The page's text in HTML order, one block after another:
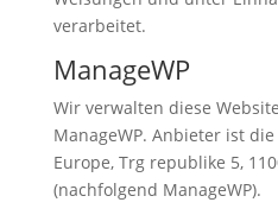
verarbeitet.
ManageWP
Wir verwalten diese
ManageWP. Anbieter ist die
Europe, Trg republike 5,
(nachfolgend ManageWP).